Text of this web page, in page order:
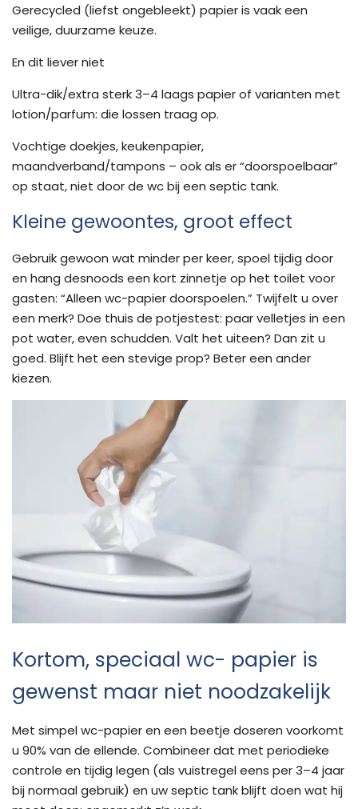
Gerecycled (liefst ongebleekt) papier is vaak een
veilige, duurzame keuze.
En dit liever niet
Ultra-dik/extra sterk 3–4 laags papier of varianten met
lotion/parfum: die lossen traag op.
Vochtige doekjes, keukenpapier,
maandverband/tampons – ook als er “doorspoelbaar”
op staat, niet door de wc bij een septic tank.
Kleine gewoontes, groot effect
Gebruik gewoon wat minder per keer, spoel tijdig door
en hang desnoods een kort zinnetje op het toilet voor
gasten: “Alleen wc-papier doorspoelen.” Twijfelt u over
een merk? Doe thuis de potjestest: paar velletjes in een
pot water, even schudden. Valt het uiteen? Dan zit u
goed. Blijft het een stevige prop? Beter een ander
kiezen.
Kortom, speciaal wc- papier is
gewenst maar niet noodzakelijk
Met simpel wc-papier en een beetje doseren voorkomt
u 90% van de ellende. Combineer dat met periodieke
controle en tijdig legen (als vuistregel eens per 3–4 jaar
bij normaal gebruik) en uw septic tank blijft doen wat hij